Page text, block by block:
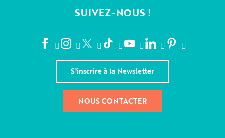
SUIVEZ-NOUS !
S'inscrire à la Newsletter
NOUS CONTACTER